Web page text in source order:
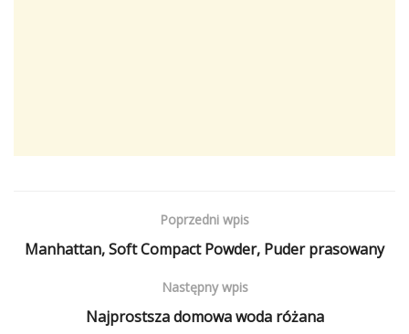
Poprzedni wpis
Manhattan, Soft Compact Powder, Puder prasowany
Następny wpis
Najprostsza domowa woda różana